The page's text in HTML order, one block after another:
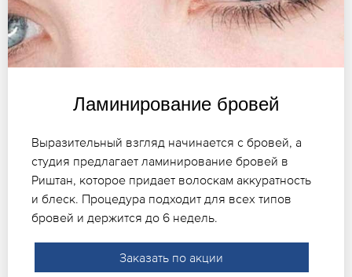
Ламинирование бровей
Выразительный взгляд начинается с бровей, а
студия предлагает ламинирование бровей в
Риштан, которое придает волоскам аккуратность
и блеск. Процедура подходит для всех типов
бровей и держится до 6 недель.
Заказать по акции